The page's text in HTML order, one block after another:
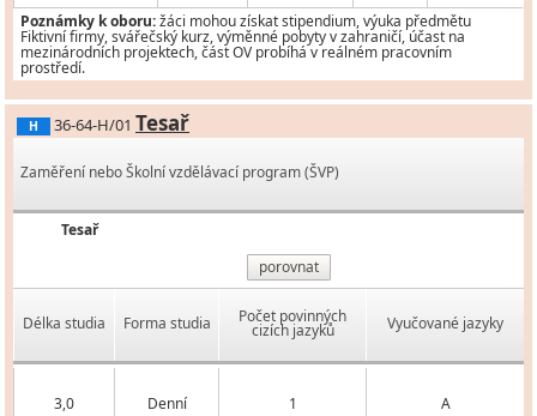
Poznámky k oboru:žáci mohou získat stipendium, výuka předmětu
Fiktivní firmy, svářečský kurz, výměnné pobyty v zahraničí, účast na
mezinárodních projektech, část OV probíhá v reálném pracovním
prostředí.
H 36-64-H/01 Tesař
Zaměření nebo Školní vzdělávací program (ŠVP)
Tesař
porovnat
Délka studia Forma studia Počet povinných
cizích jazyků Vyučované jazyky
3,0 Denní 1 A